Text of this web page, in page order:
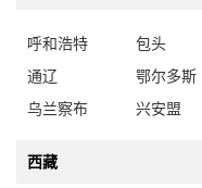
呼和浩特 包头
通辽
鄂尔多斯
乌兰察布
兴安盟
西藏